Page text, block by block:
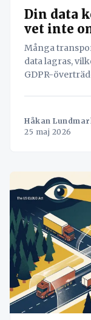
Din data
vet inte
Många
data lagras,
GDPR-
Håkan
25 maj 2026